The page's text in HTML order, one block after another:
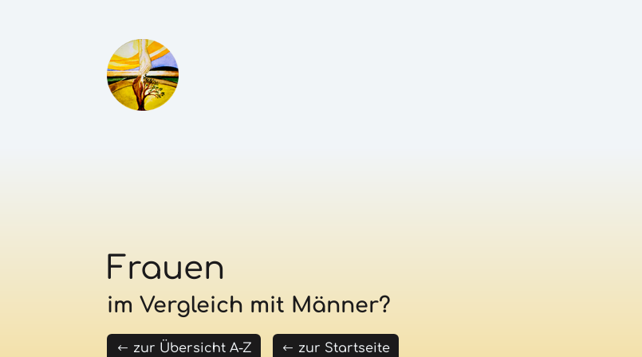
Frauen
im Vergleich mit Männer?
zur Übersicht A-Z zur Startseite